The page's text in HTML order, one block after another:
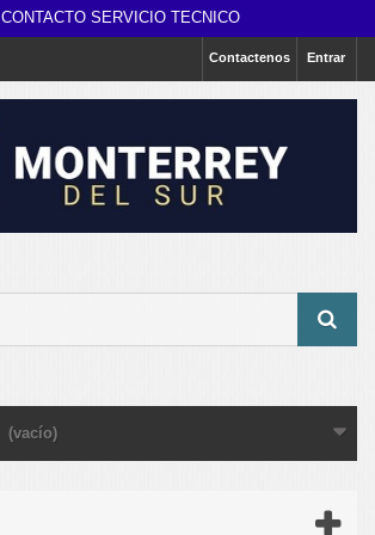
CONTACTO SERVICIO TECNICO
Entrar
Contactenos
(vacío)